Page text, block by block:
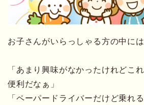
お子さんがいらっしゃる方の中には
「あまり興味がなかったけれどこ
便利だなぁ」
「ペーパードライバーだけど乗れ